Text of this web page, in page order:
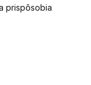
prispôsobia